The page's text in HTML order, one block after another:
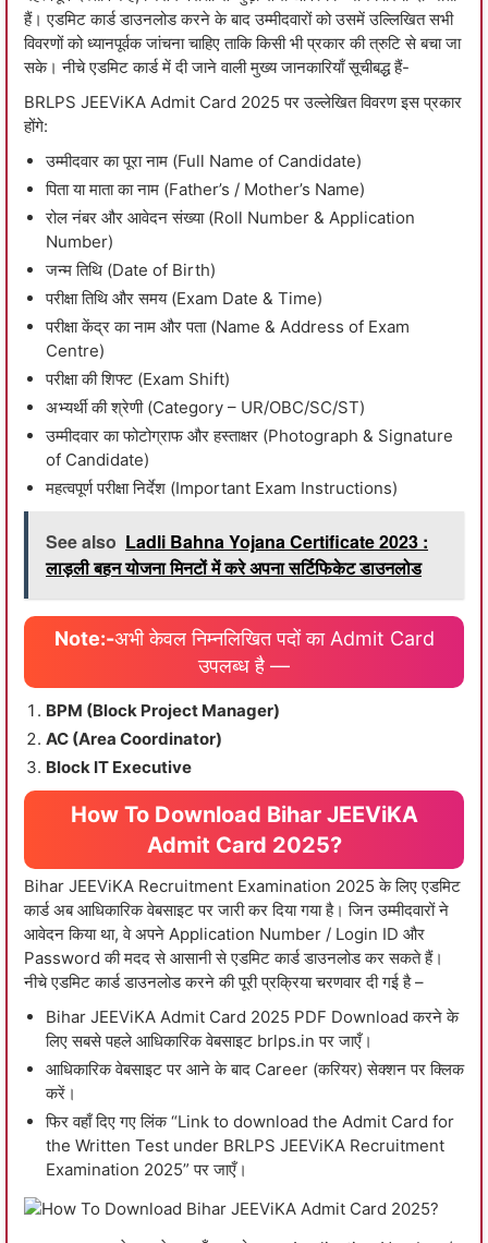
हैं। एडमिट कार्ड डाउनलोड करने के बाद उम्मीदवारों को उसमें उल्लिखित सभी
विवरणों को ध्यानपूर्वक जांचना चाहिए ताकि किसी भी प्रकार की त्रुटि से बचा जा
सके। नीचे एडमिट कार्ड में दी जाने वाली मुख्य जानकारियाँ सूचीबद्ध हैं-
BRLPS JEEViKA Admit Card 2025 पर उल्लेखित विवरण इस प्रकार
होंगे:
उम्मीदवार का पूरा नाम (Full Name of Candidate)
पिता या माता का नाम (Father’s / Mother’s Name)
रोल नंबर और आवेदन संख्या (Roll Number & Application
Number)
जन्म तिथि (Date of Birth)
परीक्षा तिथि और समय (Exam Date & Time)
परीक्षा केंद्र का नाम और पता (Name & Address of Exam
Centre)
परीक्षा की शिफ्ट (Exam Shift)
अभ्यर्थी की श्रेणी (Category – UR/OBC/SC/ST)
उम्मीदवार का फोटोग्राफ और हस्ताक्षर (Photograph & Signature
of Candidate)
महत्वपूर्ण परीक्षा निर्देश (Important Exam Instructions)
See also Ladli Bahna Yojana Certificate 2023 :
लाड़ली बहन योजना मिनटों में करे अपना सर्टिफिकेट डाउनलोड
Note:-⁠अभी केवल निम्नलिखित पदों का Admit Card
उपलब्ध है —
BPM (Block Project Manager)
AC (Area Coordinator)
Block IT Executive
How To Download Bihar JEEViKA
Admit Card 2025?
Bihar JEEViKA Recruitment Examination 2025 के लिए एडमिट
कार्ड अब आधिकारिक वेबसाइट पर जारी कर दिया गया है। जिन उम्मीदवारों ने
आवेदन किया था, वे अपने Application Number / Login ID और
Password की मदद से आसानी से एडमिट कार्ड डाउनलोड कर सकते हैं।
नीचे एडमिट कार्ड डाउनलोड करने की पूरी प्रक्रिया चरणवार दी गई है –
Bihar JEEViKA Admit Card 2025 PDF Download करने के
लिए सबसे पहले आधिकारिक वेबसाइट brlps.in पर जाएँ।
आधिकारिक वेबसाइट पर आने के बाद Career (करियर) सेक्शन पर क्लिक
करें।
फिर वहाँ दिए गए लिंक “Link to download the Admit Card for
the Written Test under BRLPS JEEViKA Recruitment
Examination 2025” पर जाएँ।